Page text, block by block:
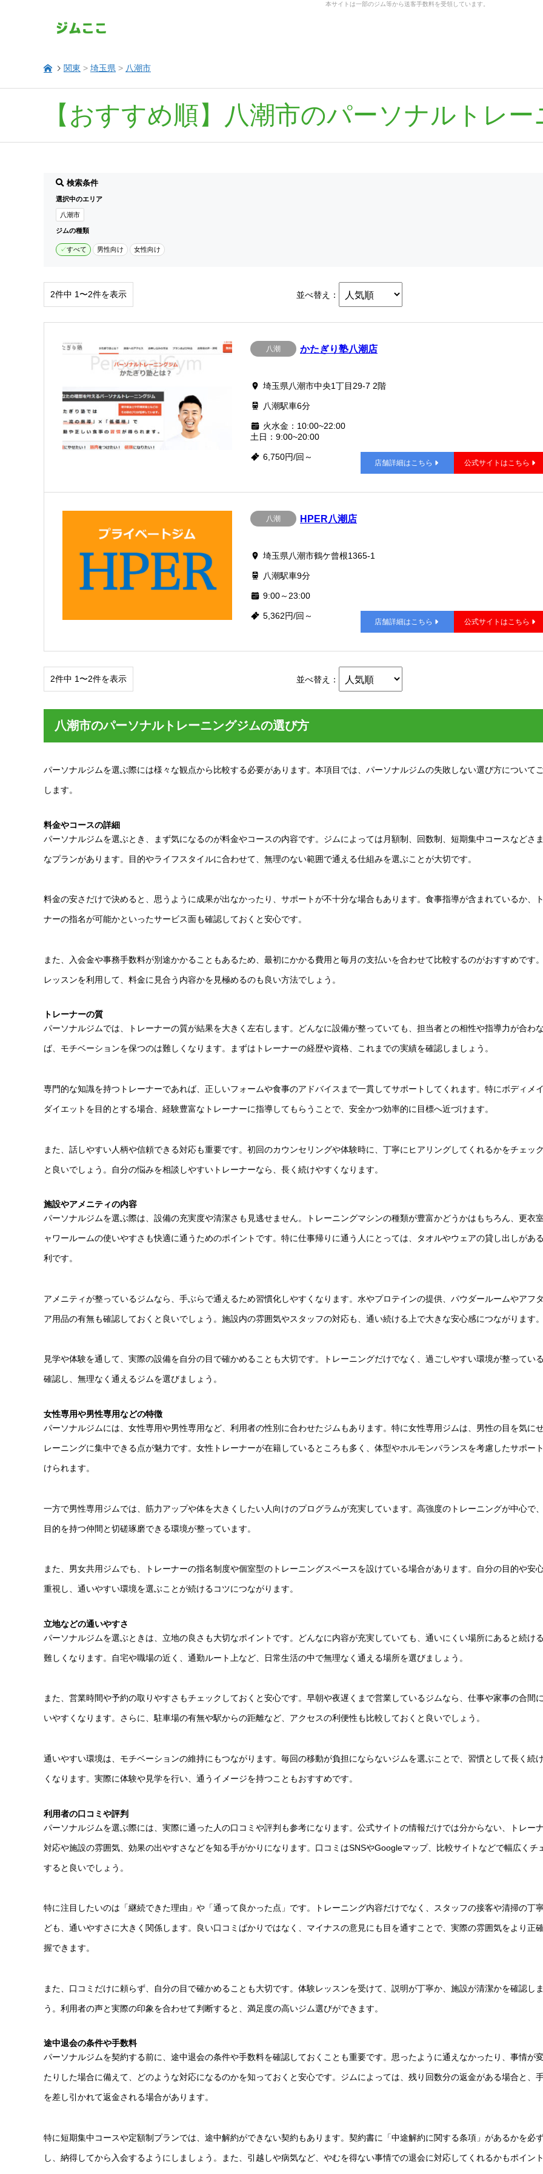
本サイトは一部のジム等から送客手数料を受領しています。
関東 > 埼玉県 > 八潮市
【おすすめ順】八潮市のパーソナルトレ
検索条件
選択中のエリア
八潮市
ジムの種類
すべて 男性向け 女性向け
2件中 1〜2件を表示 並べ替え：
八潮 かたぎり塾八潮店
埼玉県八潮市中央1丁目29-7 2階
八潮駅車6分
火水金：10:00~22:00
土日：9:00~20:00
6,750円/回～
店舗詳細はこちら 公式サイトはこちら
八潮 HPER八潮店
埼玉県八潮市鶴ケ曾根1365-1
八潮駅車9分
9:00～23:00
5,362円/回～
店舗詳細はこちら 公式サイトはこちら
2件中 1〜2件を表示 並べ替え：
八潮市のパーソナルトレーニングジムの選び方
パーソナルジムを選ぶ際には様々な観点から比較する必要があります。本項目では、パーソナルジムの失敗しない選び方について
します。
料金やコースの詳細
パーソナルジムを選ぶとき、まず気になるのが料金やコースの内容です。ジムによっては月額制、回数制、短期集中コースなどさ
なプランがあります。目的やライフスタイルに合わせて、無理のない範囲で通える仕組みを選ぶことが大切です。
料金の安さだけで決めると、思うように成果が出なかったり、サポートが不十分な場合もあります。食事指導が含まれているか、
ナーの指名が可能かといったサービス面も確認しておくと安心です。
また、入会金や事務手数料が別途かかることもあるため、最初にかかる費用と毎月の支払いを合わせて比較するのがおすすめです
レッスンを利用して、料金に見合う内容かを見極めるのも良い方法でしょう。
トレーナーの質
パーソナルジムでは、トレーナーの質が結果を大きく左右します。どんなに設備が整っていても、担当者との相性や指導力が合わ
ば、モチベーションを保つのは難しくなります。まずはトレーナーの経歴や資格、これまでの実績を確認しましょう。
専門的な知識を持つトレーナーであれば、正しいフォームや食事のアドバイスまで一貫してサポートしてくれます。特にボディメ
ダイエットを目的とする場合、経験豊富なトレーナーに指導してもらうことで、安全かつ効率的に目標へ近づけます。
また、話しやすい人柄や信頼できる対応も重要です。初回のカウンセリングや体験時に、丁寧にヒアリングしてくれるかをチェッ
と良いでしょう。自分の悩みを相談しやすいトレーナーなら、長く続けやすくなります。
施設やアメニティの内容
パーソナルジムを選ぶ際は、設備の充実度や清潔さも見逃せません。トレーニングマシンの種類が豊富かどうかはもちろん、更衣
ャワールームの使いやすさも快適に通うためのポイントです。特に仕事帰りに通う人にとっては、タオルやウェアの貸し出しがあ
利です。
アメニティが整っているジムなら、手ぶらで通えるため習慣化しやすくなります。水やプロテインの提供、パウダールームやアフ
ア用品の有無も確認しておくと良いでしょう。施設内の雰囲気やスタッフの対応も、通い続ける上で大きな安心感につながります
見学や体験を通して、実際の設備を自分の目で確かめることも大切です。トレーニングだけでなく、過ごしやすい環境が整ってい
確認し、無理なく通えるジムを選びましょう。
女性専用や男性専用などの特徴
パーソナルジムには、女性専用や男性専用など、利用者の性別に合わせたジムもあります。特に女性専用ジムは、男性の目を気に
レーニングに集中できる点が魅力です。女性トレーナーが在籍しているところも多く、体型やホルモンバランスを考慮したサポー
けられます。
一方で男性専用ジムでは、筋力アップや体を大きくしたい人向けのプログラムが充実しています。高強度のトレーニングが中心で
目的を持つ仲間と切磋琢磨できる環境が整っています。
また、男女共用ジムでも、トレーナーの指名制度や個室型のトレーニングスペースを設けている場合があります。自分の目的や安
重視し、通いやすい環境を選ぶことが続けるコツにつながります。
立地などの通いやすさ
パーソナルジムを選ぶときは、立地の良さも大切なポイントです。どんなに内容が充実していても、通いにくい場所にあると続け
難しくなります。自宅や職場の近く、通勤ルート上など、日常生活の中で無理なく通える場所を選びましょう。
また、営業時間や予約の取りやすさもチェックしておくと安心です。早朝や夜遅くまで営業しているジムなら、仕事や家事の合間
いやすくなります。さらに、駐車場の有無や駅からの距離など、アクセスの利便性も比較しておくと良いでしょう。
通いやすい環境は、モチベーションの維持にもつながります。毎回の移動が負担にならないジムを選ぶことで、習慣として長く続
くなります。実際に体験や見学を行い、通うイメージを持つこともおすすめです。
利用者の口コミや評判
パーソナルジムを選ぶ際には、実際に通った人の口コミや評判も参考になります。公式サイトの情報だけでは分からない、トレー
対応や施設の雰囲気、効果の出やすさなどを知る手がかりになります。口コミはSNSやGoogleマップ、比較サイトなどで幅広くチ
すると良いでしょう。
特に注目したいのは「継続できた理由」や「通って良かった点」です。トレーニング内容だけでなく、スタッフの接客や清掃の丁
ども、通いやすさに大きく関係します。良い口コミばかりではなく、マイナスの意見にも目を通すことで、実際の雰囲気をより正
握できます。
また、口コミだけに頼らず、自分の目で確かめることも大切です。体験レッスンを受けて、説明が丁寧か、施設が清潔かを確認し
う。利用者の声と実際の印象を合わせて判断すると、満足度の高いジム選びができます。
途中退会の条件や手数料
パーソナルジムを契約する前に、途中退会の条件や手数料を確認しておくことも重要です。思ったように通えなかったり、事情が
たりした場合に備えて、どのような対応になるのかを知っておくと安心です。ジムによっては、残り回数分の返金がある場合と、
を差し引かれて返金される場合があります。
特に短期集中コースや定額制プランでは、途中解約ができない契約もあります。契約書に「中途解約に関する条項」があるかを必
し、納得してから入会するようにしましょう。また、引越しや病気など、やむを得ない事情での退会に対応してくれるかもポイン